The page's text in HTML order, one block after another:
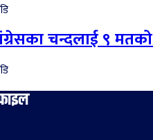
चन्दलाई ९